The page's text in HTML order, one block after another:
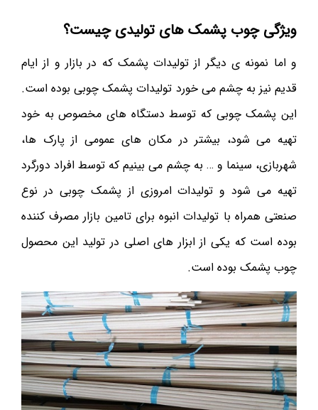
ویژگی چوب پشمک های تولیدی چیست؟
و اما نمونه ی دیگر از تولیدات پشمک که در بازار و از ایام
قدیم نیز به چشم می خورد تولیدات پشمک چوبی بوده است.
این پشمک چوبی که توسط دستگاه های مخصوص به خود
تهیه می شود، بیشتر در مکان های عمومی از پارک ها،
شهربازی، سینما و … به چشم می بینیم که توسط افراد دورگرد
تهیه می شود و تولیدات امروزی از پشمک چوبی در نوع
صنعتی همراه با تولیدات انبوه برای تامین بازار مصرف کننده
بوده است که یکی از ابزار های اصلی در تولید این محصول
چوب پشمک بوده است.